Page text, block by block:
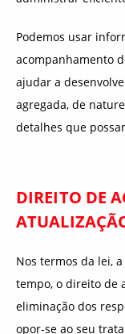
Podemos usar
acompanhamento
ajudar a
agregada, de
detalhes que
DIREITO DE
Nos termos da lei, a
tempo, o direito de
eliminação dos
opor-se ao seu